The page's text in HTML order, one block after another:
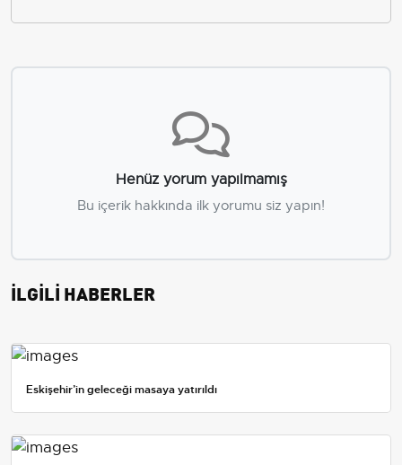
Henüz yorum yapılmamış
Bu içerik hakkında ilk yorumu siz yapın!
İLGİLİ HABERLER
Eskişehir’in geleceği masaya yatırıldı